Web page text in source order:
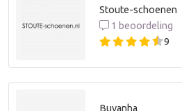
Stoute-schoenen
1 beoordeling
9
Buvanha